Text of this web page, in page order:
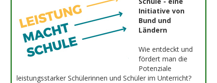
Initiative von
Bund und
Ländern
Wie entdeckt und
fördert man die
Potenziale
leistungsstarker Schülerinnen und Schüler im Unterricht?